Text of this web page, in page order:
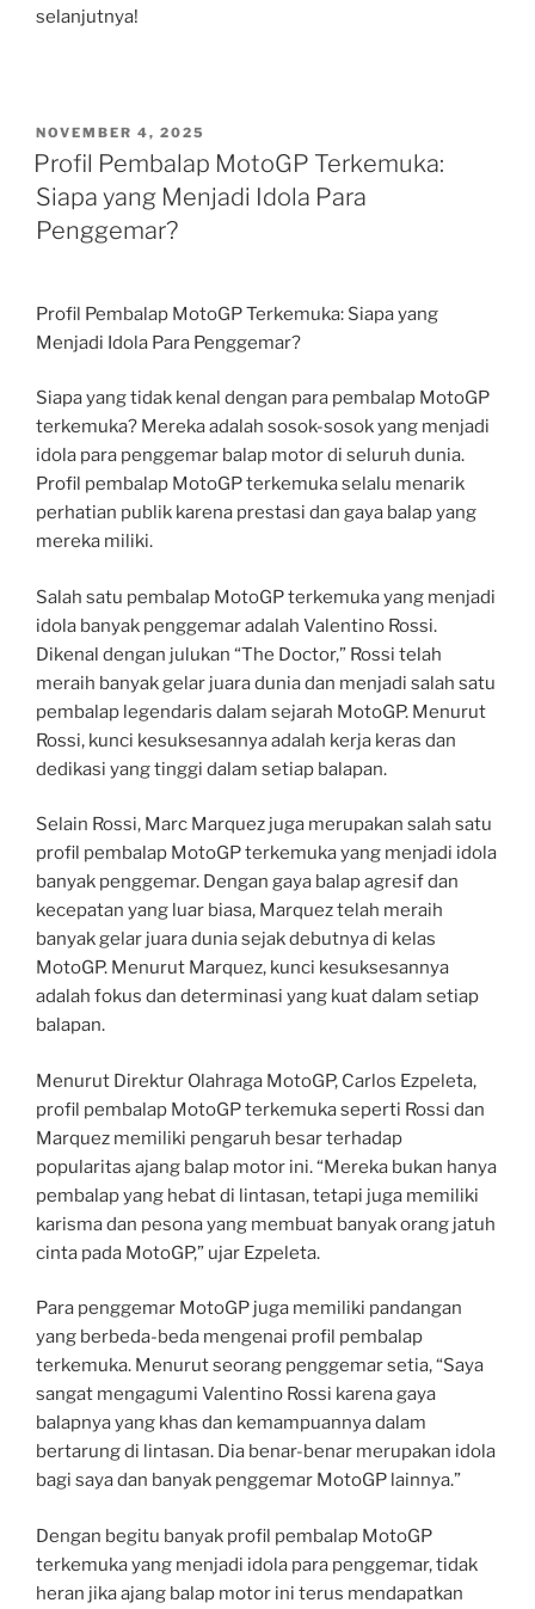
selanjutnya!
POSTED
ON
NOVEMBER 4, 2025
Profil Pembalap MotoGP Terkemuka:
Siapa yang Menjadi Idola Para
Penggemar?
Profil Pembalap MotoGP Terkemuka: Siapa yang
Menjadi Idola Para Penggemar?
Siapa yang tidak kenal dengan para pembalap MotoGP
terkemuka? Mereka adalah sosok-sosok yang menjadi
idola para penggemar balap motor di seluruh dunia.
Profil pembalap MotoGP terkemuka selalu menarik
perhatian publik karena prestasi dan gaya balap yang
mereka miliki.
Salah satu pembalap MotoGP terkemuka yang menjadi
idola banyak penggemar adalah Valentino Rossi.
Dikenal dengan julukan “The Doctor,” Rossi telah
meraih banyak gelar juara dunia dan menjadi salah satu
pembalap legendaris dalam sejarah MotoGP. Menurut
Rossi, kunci kesuksesannya adalah kerja keras dan
dedikasi yang tinggi dalam setiap balapan.
Selain Rossi, Marc Marquez juga merupakan salah satu
profil pembalap MotoGP terkemuka yang menjadi idola
banyak penggemar. Dengan gaya balap agresif dan
kecepatan yang luar biasa, Marquez telah meraih
banyak gelar juara dunia sejak debutnya di kelas
MotoGP. Menurut Marquez, kunci kesuksesannya
adalah fokus dan determinasi yang kuat dalam setiap
balapan.
Menurut Direktur Olahraga MotoGP, Carlos Ezpeleta,
profil pembalap MotoGP terkemuka seperti Rossi dan
Marquez memiliki pengaruh besar terhadap
popularitas ajang balap motor ini. “Mereka bukan hanya
pembalap yang hebat di lintasan, tetapi juga memiliki
karisma dan pesona yang membuat banyak orang jatuh
cinta pada MotoGP,” ujar Ezpeleta.
Para penggemar MotoGP juga memiliki pandangan
yang berbeda-beda mengenai profil pembalap
terkemuka. Menurut seorang penggemar setia, “Saya
sangat mengagumi Valentino Rossi karena gaya
balapnya yang khas dan kemampuannya dalam
bertarung di lintasan. Dia benar-benar merupakan idola
bagi saya dan banyak penggemar MotoGP lainnya.”
Dengan begitu banyak profil pembalap MotoGP
terkemuka yang menjadi idola para penggemar, tidak
heran jika ajang balap motor ini terus mendapatkan